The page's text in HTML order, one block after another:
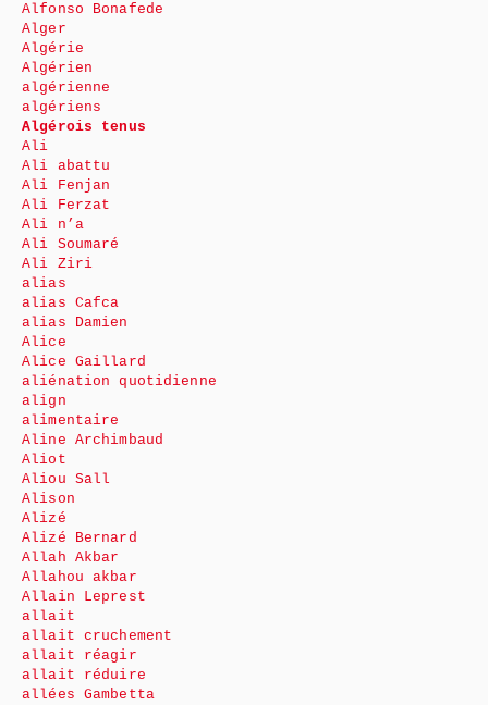
Alfonso Bonafede
Alger
Algérie
Algérien
algérienne
algériens
Algérois tenus
Ali
Ali abattu
Ali Fenjan
Ali Ferzat
Ali n’a
Ali Soumaré
Ali Ziri
alias
alias Cafca
alias Damien
Alice
Alice Gaillard
aliénation quotidienne
align
alimentaire
Aline Archimbaud
Aliot
Aliou Sall
Alison
Alizé
Alizé Bernard
Allah Akbar
Allahou akbar
Allain Leprest
allait
allait cruchement
allait réagir
allait réduire
allées Gambetta